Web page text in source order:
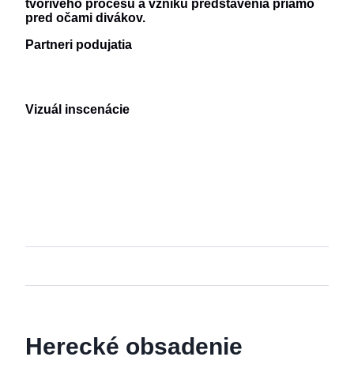
tvorivého procesu a vzniku predstavenia priamo
pred očami divákov.
Partneri podujatia
Vizuál inscenácie
Herecké obsadenie